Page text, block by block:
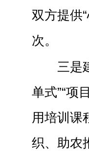
双方提供
次。
三是
单式”“项
用培训课
织、助农